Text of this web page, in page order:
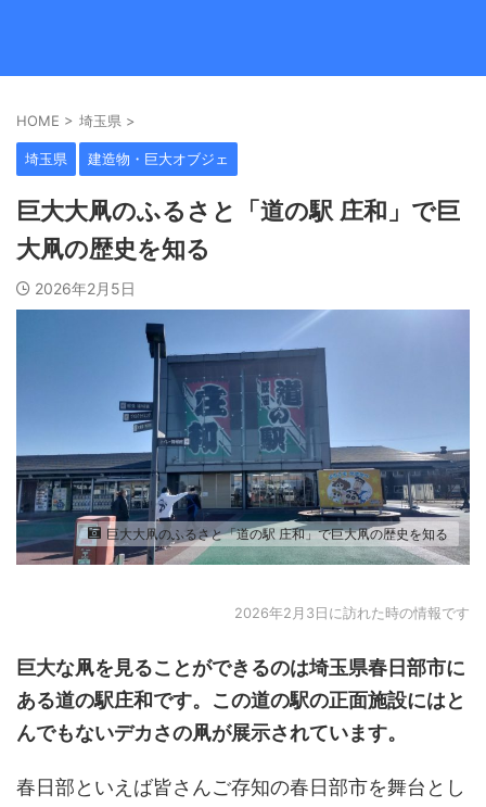
HOME > 埼玉県 >
埼玉県 建造物・巨大オブジェ
巨大大凧のふるさと「道の駅 庄和」で巨
大凧の歴史を知る
2026年2月5日
巨大大凧のふるさと「道の駅 庄和」で巨大凧の歴史を知る
2026年2月3日に訪れた時の情報です
巨大な凧を見ることができるのは埼玉県春日部市に
ある道の駅庄和です。この道の駅の正面施設にはと
んでもないデカさの凧が展示されています。
春日部といえば皆さんご存知の春日部市を舞台とし